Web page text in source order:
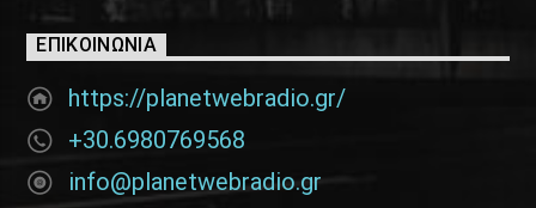
ΕΠΙΚΟΙΝΩΝΊΑ
https://planetwebradio.gr/
+30.6980769568
info@planetwebradio.gr